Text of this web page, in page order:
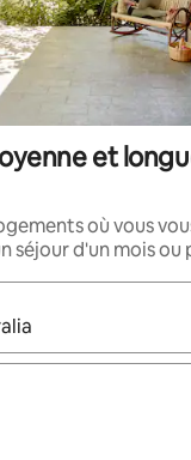
et
où vous
séjour d'un mois ou
s'affichent, utilisez